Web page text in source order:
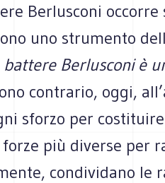
Berlusconi
uno strumento
battere Berlusconi è
contrario, oggi,
sforzo per
più diverse per
condividano le